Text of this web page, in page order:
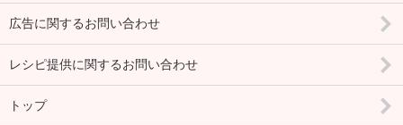
広告に関するお問い合わせ
レシピ提供に関するお問い合わせ
トップ